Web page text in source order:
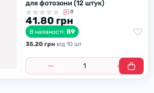
для фотозони (12 штук)
0
41.80 грн
В наявності: 89
35.20 грн вiд 10 шт